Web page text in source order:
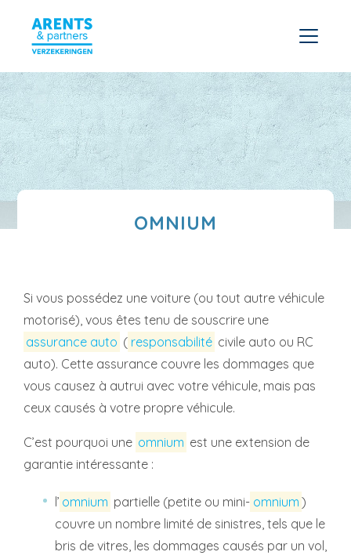
OMNIUM
Si vous possédez une voiture (ou tout autre véhicule
motorisé), vous êtes tenu de souscrire une
assurance auto ( responsabilité civile auto ou RC
auto). Cette assurance couvre les dommages que
vous causez à autrui avec votre véhicule, mais pas
ceux causés à votre propre véhicule.
C’est pourquoi une omnium est une extension de
garantie intéressante :
l’ omnium partielle (petite ou mini- omnium )
couvre un nombre limité de sinistres, tels que le
bris de vitres, les dommages causés par un vol,